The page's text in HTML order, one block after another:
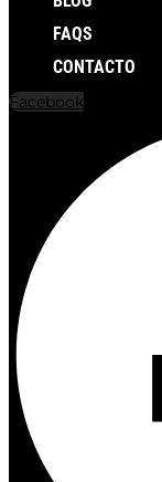
FAQS
CONTACTO
Facebook